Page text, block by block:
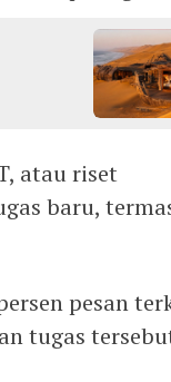
atau riset
baru,
pesan
tugas